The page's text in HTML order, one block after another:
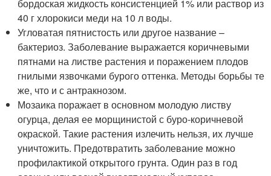
бордоская жидкость консистенцией 1% или раствор из
40 г хлорокиси меди на 10 л воды.
Угловатая пятнистость или другое название –
бактериоз. Заболевание выражается коричневыми
пятнами на листве растения и поражением плодов
гнилыми язвочками бурого оттенка. Методы борьбы те
же, что и с антракнозом.
Мозаика поражает в основном молодую листву
огурца, делая ее морщинистой с буро-коричневой
окраской. Такие растения излечить нельзя, их лучше
уничтожить. Предотвратить заболевание можно
профилактикой открытого грунта. Один раз в год